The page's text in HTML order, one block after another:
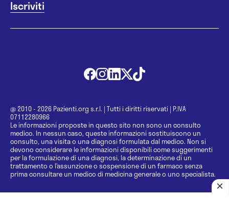
@ 2010 - 2026 Pazienti.org s.r.l. | Tutti i diritti riservati | P.IVA
07112280966
Le informazioni proposte in questo sito non sono un consulto
medico. In nessun caso, queste informazioni sostituiscono un
consulto, una visita o una diagnosi formulata dal medico. Non si
devono considerare le informazioni disponibili come suggerimenti
per la formulazione di una diagnosi, la determinazione di un
trattamento o l’assunzione o sospensione di un farmaco senza
prima consultare un medico di medicina generale o uno specialista.